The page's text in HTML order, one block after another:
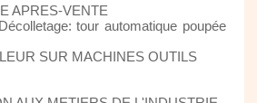
APRES-VENTE
tour automatique poupée
SUR MACHINES OUTILS